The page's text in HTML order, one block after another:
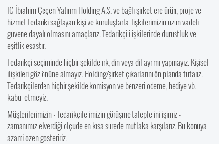
IC İbrahim Çeçen Yatırım Holding A.Ş. ve bağlı şirketlere ürün, proje ve
hizmet tedariki sağlayan kişi ve kuruluşlarla ilişkilerimizin uzun vadeli
güvene dayalı olmasını amaçlarız. Tedarikçi ilişkilerinde dürüstlük ve
eşitlik esastır.
Tedarikçi seçiminde hiçbir şekilde ırk, din veya dil ayrımı yapmayız. Kişisel
ilişkileri göz önüne almayız. Holding/şirket çıkarlarını ön planda tutarız.
Tedarikçilerden hiçbir şekilde komisyon ve benzeri ödeme, hediye vb.
kabul etmeyiz.
Müşterilerimizin - Tedarikçilerimizin görüşme taleplerini işimiz -
zamanımız elverdiği ölçüde en kısa sürede mutlaka karşılarız. Bu konuya
azami özen gösteririz.